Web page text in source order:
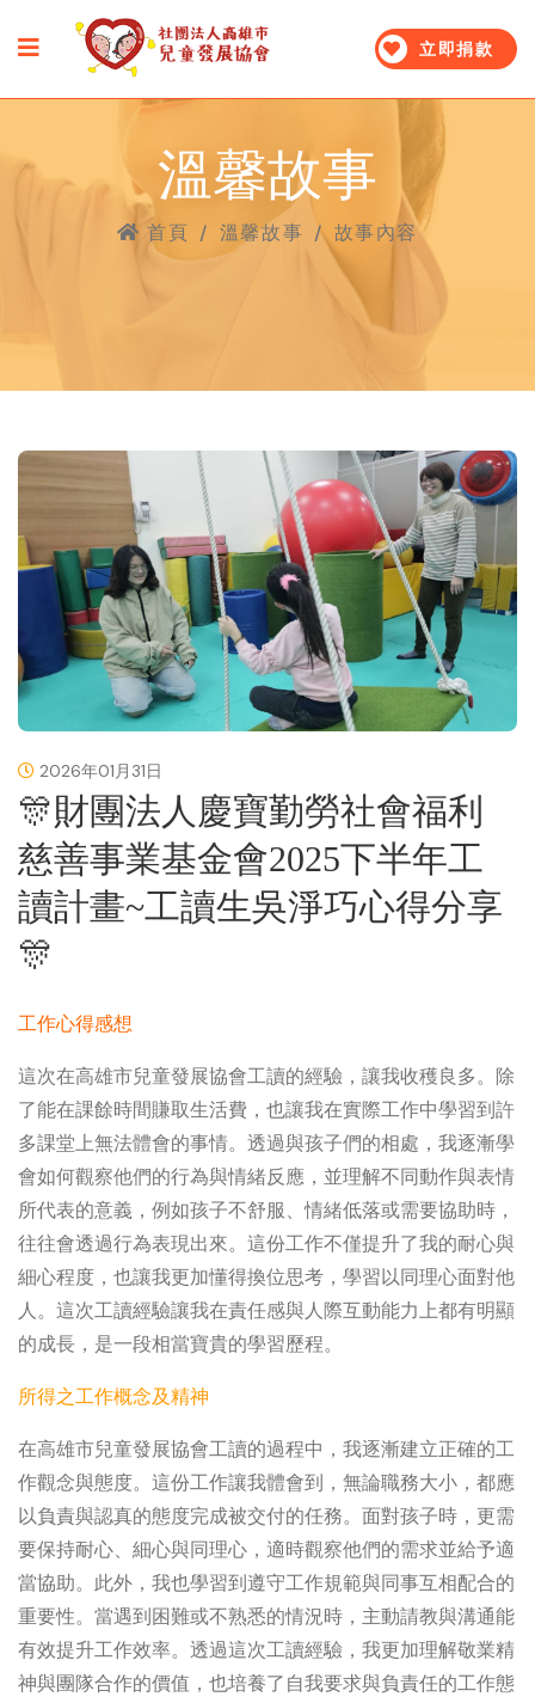
立即捐款
溫馨故事
首頁 / 溫馨故事 / 故事內容
2026年01月31日
🎊財團法人慶寶勤勞社會福利
慈善事業基金會2025下半年工
讀計畫~工讀生吳淨巧心得分享
🎊
工作心得感想
這次在高雄市兒童發展協會工讀的經驗，讓我收穫良多。除
了能在課餘時間賺取生活費，也讓我在實際工作中學習到許
多課堂上無法體會的事情。透過與孩子們的相處，我逐漸學
會如何觀察他們的行為與情緒反應，並理解不同動作與表情
所代表的意義，例如孩子不舒服、情緒低落或需要協助時，
往往會透過行為表現出來。這份工作不僅提升了我的耐心與
細心程度，也讓我更加懂得換位思考，學習以同理心面對他
人。這次工讀經驗讓我在責任感與人際互動能力上都有明顯
的成長，是一段相當寶貴的學習歷程。
所得之工作概念及精神
在高雄市兒童發展協會工讀的過程中，我逐漸建立正確的工
作觀念與態度。這份工作讓我體會到，無論職務大小，都應
以負責與認真的態度完成被交付的任務。面對孩子時，更需
要保持耐心、細心與同理心，適時觀察他們的需求並給予適
當協助。此外，我也學習到遵守工作規範與同事互相配合的
重要性。當遇到困難或不熟悉的情況時，主動請教與溝通能
有效提升工作效率。透過這次工讀經驗，我更加理解敬業精
神與團隊合作的價值，也培養了自我要求與負責任的工作態